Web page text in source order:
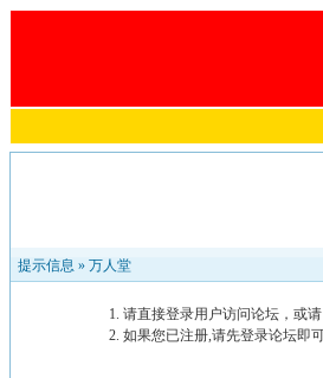
提示信息 » 万人堂
请直接登录用户访问论坛，或请
如果您已注册,请先登录论坛即